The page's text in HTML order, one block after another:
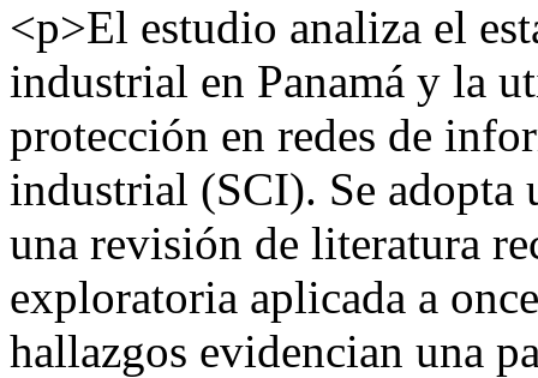
<p>El estudio analiza el
industrial en Panamá y la
protección en redes de
industrial (SCI). Se adopta
una revisión de literatura
exploratoria aplicada a
hallazgos evidencian una